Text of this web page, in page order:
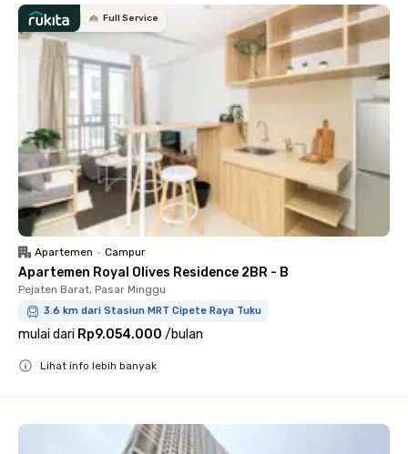
Full Service
Apartemen • Campur
Apartemen Royal Olives Residence 2BR - B
Pejaten Barat, Pasar Minggu
3.6 km dari Stasiun MRT Cipete Raya Tuku
mulai dari Rp9.054.000 /bulan
Lihat info lebih banyak